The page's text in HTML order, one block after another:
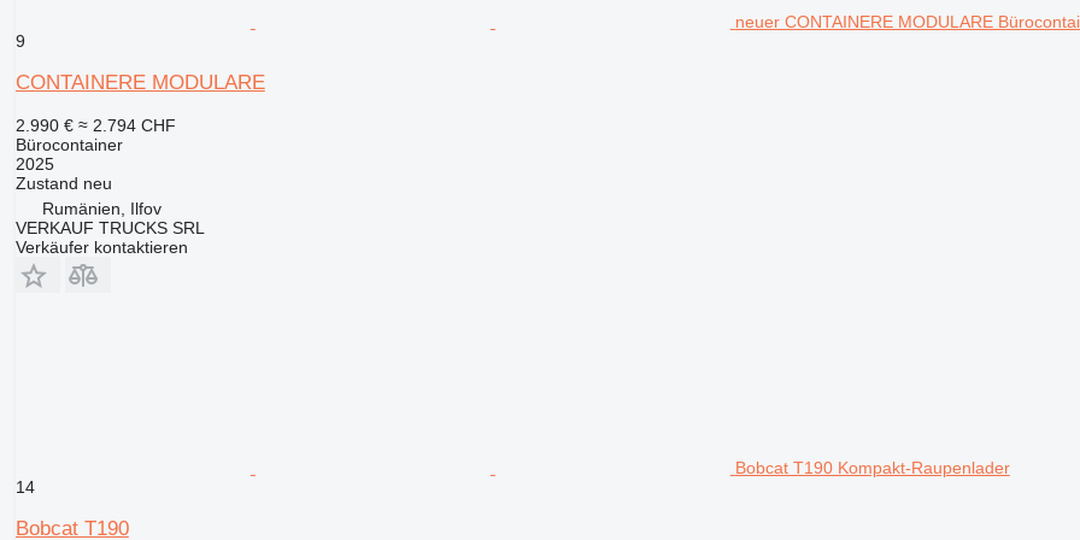
neuer CONTAINERE MODULARE
9
CONTAINERE MODULARE
2.990 € ≈ 2.794 CHF
Bürocontainer
2025
Zustand neu
Rumänien, Ilfov
VERKAUF TRUCKS SRL
Verkäufer kontaktieren
Bobcat T190 Kompakt-Raupenlader
14
Bobcat T190